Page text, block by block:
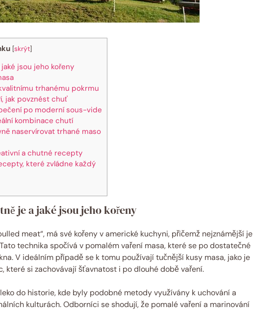
[skrýt]
jsou jeho kořeny
trhanému pokrmu
jak povznést chuť
po moderní sous-vide
kombinace chutí
naservírovat trhané maso
a chutné recepty
které zvládne každý
je a jaké jsou jeho kořeny
meat“, má své kořeny v americké kuchyni, přičemž nejznámější je
technika spočívá v pomalém vaření masa, které se po dostatečné
V ideálním případě se k tomu používají tučnější kusy masa, jako je
které si zachovávají šťavnatost i po dlouhé době vaření.
do historie, kde byly podobné metody využívány k uchování a
kulturách. Odborníci se shodují, že pomalé vaření a marinování